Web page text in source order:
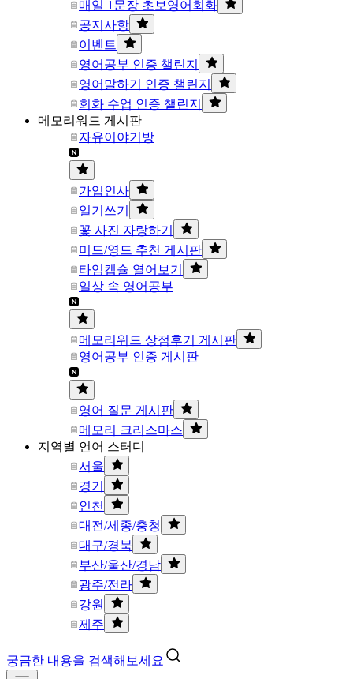
매일 1문장 초보영어회화
공지사항
이벤트
영어공부 인증 챌린지
영어말하기 인증 챌린지
회화 수업 인증 챌린지
메모리워드 게시판
자유이야기방
가입인사
일기쓰기
꽃 사진 자랑하기
미드/영드 추천 게시판
타임캡슐 열어보기
일상 속 영어공부
메모리워드 상점후기 게시판
영어공부 인증 게시판
영어 질문 게시판
메모리 크리스마스
지역별 언어 스터디
서울
경기
인천
대전/세종/충청
대구/경북
부산/울산/경남
광주/전라
강원
제주
궁금한 내용을 검색해보세요